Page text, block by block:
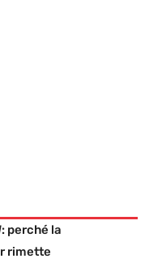
perché la
rimette